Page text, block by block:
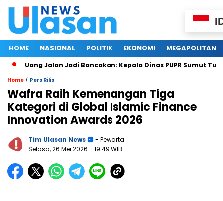
HOME NASIONAL POLITIK EKONOMI MEGAPOLITAN
Uang Jalan Jadi Bancakan: Kepala Dinas PUPR Sumut
Home / Pers Rilis
Wafra Raih Kemenangan Tiga
Kategori di Global Islamic Finance
Innovation Awards 2026
Tim Ulasan News
- Pewarta
Selasa, 26 Mei 2026 - 19:49 WIB